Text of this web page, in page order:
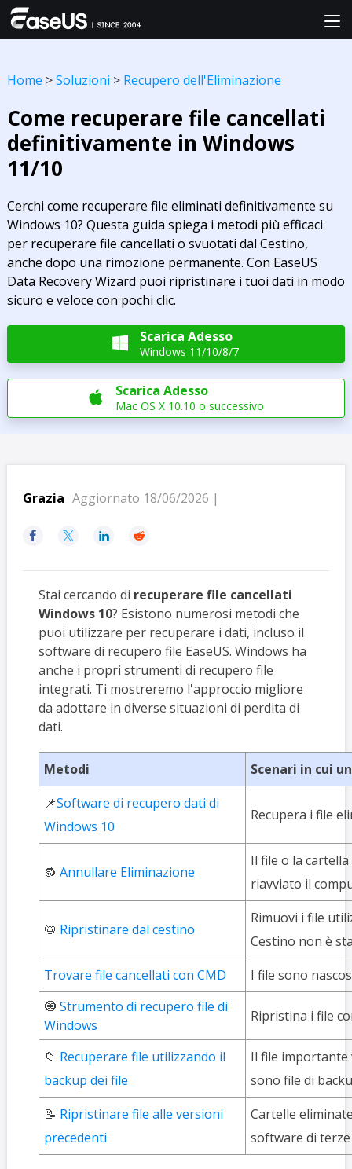
Home >Soluzioni > Recupero dell'Eliminazione
Come recuperare file cancellati
definitivamente in Windows
11/10
Cerchi come recuperare file eliminati definitivamente su
Windows 10? Questa guida spiega i metodi più efficaci
per recuperare file cancellati o svuotati dal Cestino,
anche dopo una rimozione permanente. Con EaseUS
Data Recovery Wizard puoi ripristinare i tuoi dati in modo
sicuro e veloce con pochi clic.
 Scarica Adesso
Windows 11/10/8/7
 Scarica Adesso
Mac OS X 10.10 o successivo
Grazia Aggiornato 18/06/2026 |
   
Stai cercando di recuperare file cancellati
Windows 10? Esistono numerosi metodi che
puoi utilizzare per recuperare i dati, incluso il
software di recupero file EaseUS. Windows ha
anche i propri strumenti di recupero file
integrati. Ti mostreremo l'approccio migliore
da adottare in diverse situazioni di perdita di
dati.
Metodi
Scenari in cui
📌Software di recupero dati di
Windows 10
Recupera i file
🔂 Annullare Eliminazione
Il file o la
riavviato il
📛 Ripristinare dal cestino
Rimuovi i file
Cestino non è
Trovare file cancellati con CMD
I file sono
🧿 Strumento di recupero file di
Windows
Ripristina i file
📁 Recuperare file utilizzando il
backup dei file
Il file importante
sono file di
📝 Ripristinare file alle versioni
precedenti
Cartelle
software di